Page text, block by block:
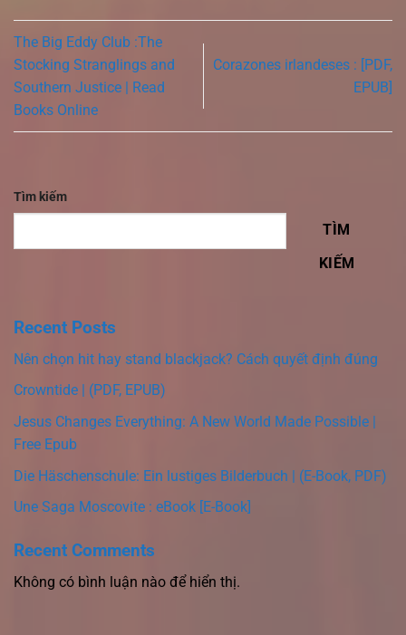
The Big Eddy Club :The
Stocking Stranglings and
Southern Justice | Read
Books Online
Corazones irlandeses : [PDF,
EPUB]
Tìm kiếm
TÌM
KIẾM
Recent Posts
Nên chọn hit hay stand blackjack? Cách quyết định đúng
Crowntide | (PDF, EPUB)
Jesus Changes Everything: A New World Made Possible |
Free Epub
Die Häschenschule: Ein lustiges Bilderbuch | (E-Book, PDF)
Une Saga Moscovite : eBook [E-Book]
Recent Comments
Không có bình luận nào để hiển thị.